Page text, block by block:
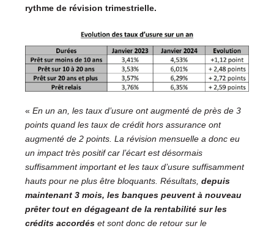
rythme de révision trimestrielle.
« En un an, les taux d’usure ont augmenté de près de 3
points quand les taux de crédit hors assurance ont
augmenté de 2 points. La révision mensuelle a donc eu
un impact très positif car l’écart est désormais
suffisamment important et les taux d’usure suffisamment
hauts pour ne plus être bloquants. Résultats, depuis
maintenant 3 mois, les banques peuvent à nouveau
prêter tout en dégageant de la rentabilité sur les
crédits accordéset sont donc de retour sur le